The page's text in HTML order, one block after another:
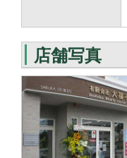
店舗写真